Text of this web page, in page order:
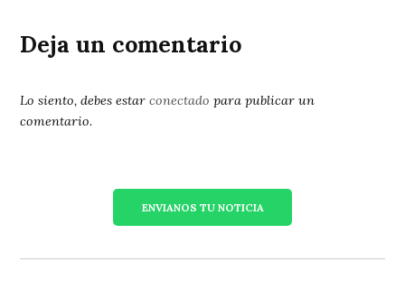
Deja un comentario
Lo siento, debes estarconectado para publicar un
comentario.
ENVIANOS TU NOTICIA